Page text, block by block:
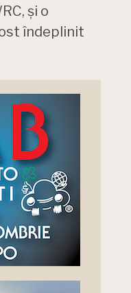
și o
îndeplinit